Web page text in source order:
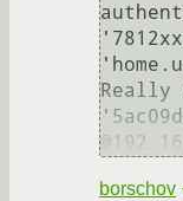
Really
borschov